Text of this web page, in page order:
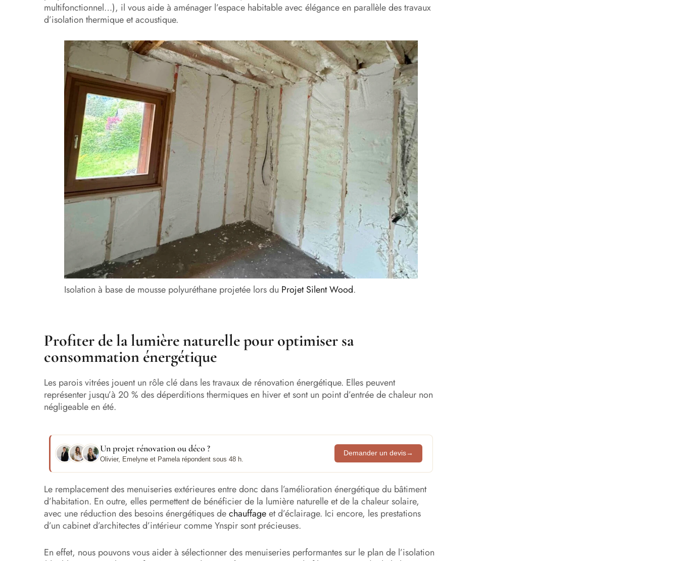
multifonctionnel…), il vous aide à aménager l’espace habitable avec élégance en parallèle des travaux
d’isolation thermique et acoustique.
Isolation à base de mousse polyuréthane projetée lors du Projet Silent Wood.
Profiter de la lumière naturelle pour optimiser sa
consommation énergétique
Les parois vitrées jouent un rôle clé dans les travaux de rénovation énergétique. Elles peuvent
représenter jusqu’à 20 % des déperditions thermiques en hiver et sont un point d’entrée de chaleur non
négligeable en été.
Un projet rénovation ou déco ?
Olivier, Emelyne et Pamela répondent sous 48 h.
Demander un devis→
Le remplacement des menuiseries extérieures entre donc dans l’amélioration énergétique du bâtiment
d’habitation. En outre, elles permettent de bénéficier de la lumière naturelle et de la chaleur solaire,
avec une réduction des besoins énergétiques dechauffageet d’éclairage. Ici encore, les prestations
d’un cabinet d’architectes d’intérieur comme Ynspir sont précieuses.
En effet, nous pouvons vous aider à sélectionner des menuiseries performantes sur le plan de l’isolation